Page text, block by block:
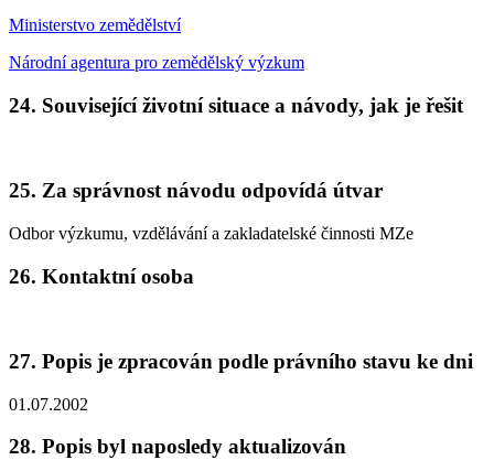
Ministerstvo zemědělství
Národní agentura pro zemědělský výzkum
24. Související životní situace a návody, jak je řešit
25. Za správnost návodu odpovídá útvar
Odbor výzkumu, vzdělávání a zakladatelské činnosti MZe
26. Kontaktní osoba
27. Popis je zpracován podle právního stavu ke dni
01.07.2002
28. Popis byl naposledy aktualizován